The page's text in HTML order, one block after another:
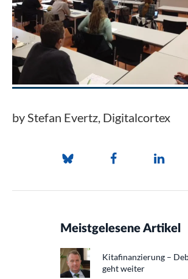
by Stefan Evertz, Digitalcortex
Meistgelesene Artikel
Kitafinanzierung –
geht weiter